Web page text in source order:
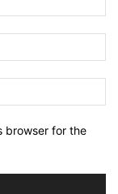
browser for the